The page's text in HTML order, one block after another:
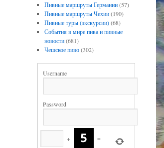
Пивные маршруты Германии(57)
Пивные маршруты Чехии(190)
Пивные туры (экскурсии)(68)
События в мире пива и пивные
новости(681)
Чешское пиво(302)
Username
Password
+
=